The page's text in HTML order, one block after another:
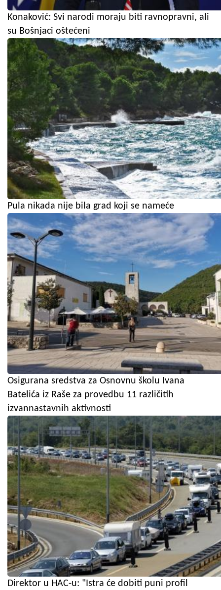
Konaković: Svi narodi moraju biti ravnopravni, ali
su Bošnjaci oštećeni
Pula nikada nije bila grad koji se nameće
Osigurana sredstva za Osnovnu školu Ivana
Batelića iz Raše za provedbu 11 različitih
izvannastavnih aktivnosti
Direktor u HAC-u: "Istra će dobiti puni profil